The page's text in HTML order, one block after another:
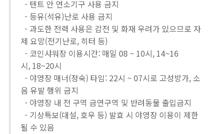
- 텐트 안 연소기구 사용 금지
- 등유(석유)난로 사용 금지
- 과도한 전력 사용은 감전 및 화재 우려가 있으므로 자
제 요망(전기난로, 히터 등)
- 코인샤워장 이용시간: 매일 08 ~ 10시, 14~16
시, 18~20시
- 야영장 매너(정숙) 타임: 22시 ~ 07시로 고성방가, 소
음 유발 행위 금지
- 야영장 내 전 구역 금연구역 및 반려동물 출입금지
- 기상특보(대설, 호우 등) 발효 시 야영장 이용이 제한
될 수 있음